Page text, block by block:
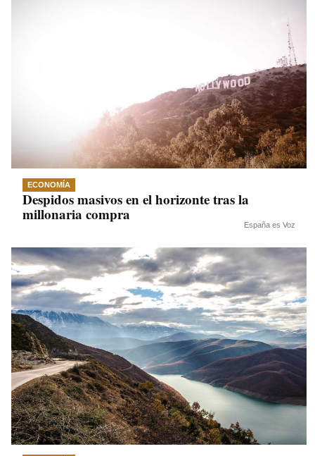
ECONOMÍA
Despidos masivos en el horizonte tras la
millonaria compra
España es Voz